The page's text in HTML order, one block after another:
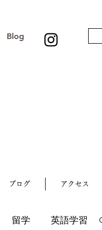
Blog
ブログ アクセス
留学 英語学習